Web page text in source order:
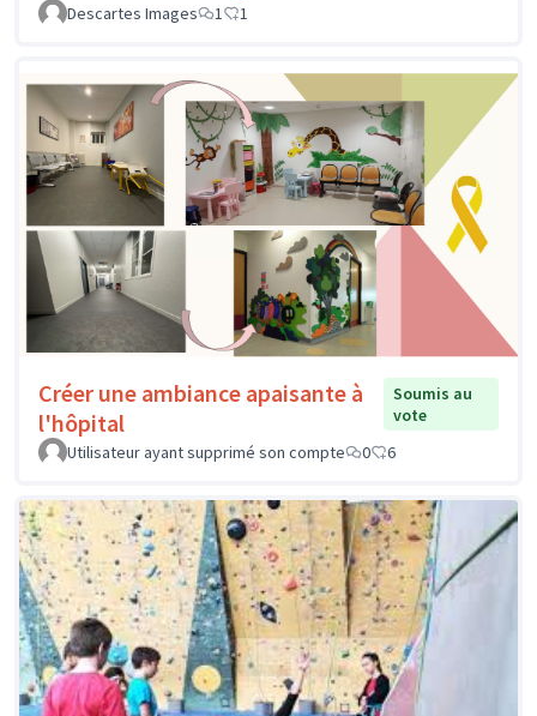
Descartes Images
1 1
Créer une ambiance apaisante à
l'hôpital
Soumis au
vote
Utilisateur ayant supprimé son compte
0 6